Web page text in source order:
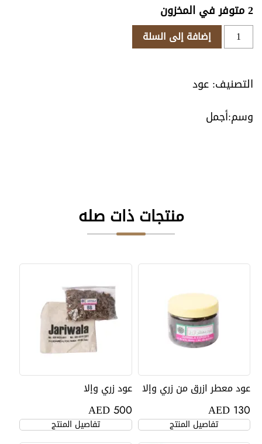
2 متوفر في المخزون
كمية
عود
إضافة إلى السلة
التصنيف: عود
أجمل
منتجات ذات صله
عود معطر ازرق من زري وإلا
AED 130
تفاصيل المنتج
عود زري وإلا
AED 500
تفاصيل المنتج